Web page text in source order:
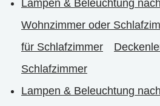
Lampen & Beleuchtung
Wohnzimmer oder
für Schlafzimmer
Schlafzimmer
Lampen & Beleuchtung